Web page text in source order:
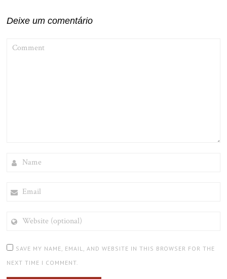
Deixe um comentário
(OPTIONAL)
SAVE MY NAME, EMAIL, AND WEBSITE IN THIS BROWSER FOR THE
NEXT TIME I COMMENT.